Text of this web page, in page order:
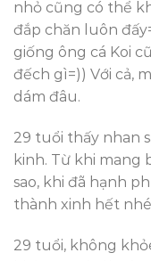
nhỏ cũng có thể
đắp chăn luôn
giống ông cá Koi
đếch gì=)) Với cả,
dám đâu.
29 tuổi thấy nhan
kinh. Từ khi mang
sao, khi đã hạnh
thành xinh hết
29 tuổi, không